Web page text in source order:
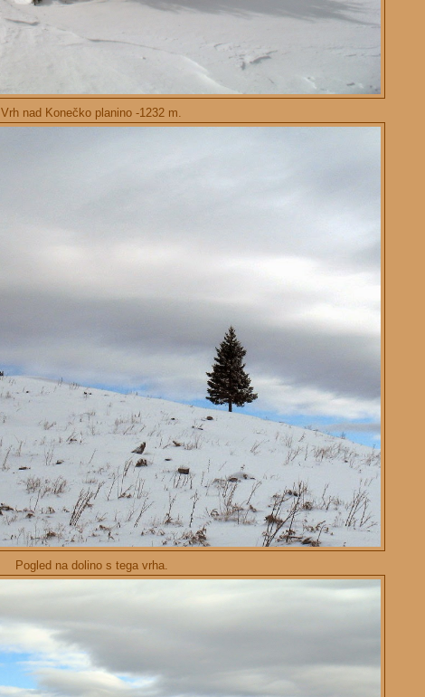
Vrh nad Konečko planino -1232 m.
Pogled na dolino s tega vrha.